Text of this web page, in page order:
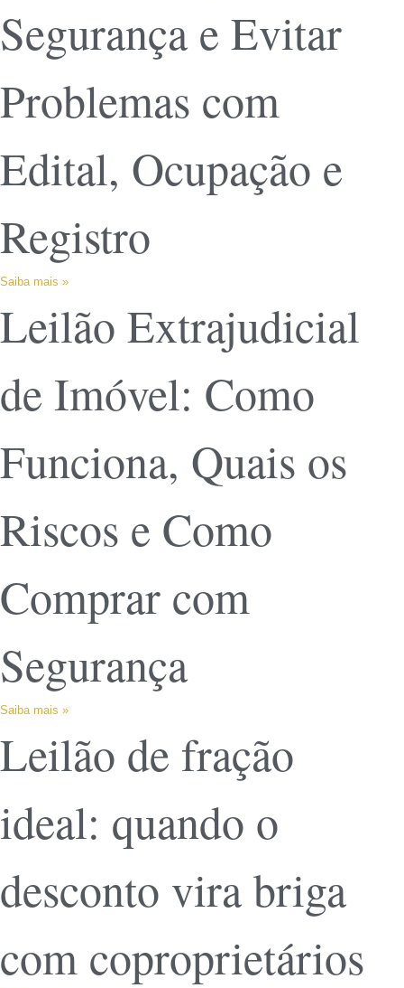
Segurança e Evitar
Problemas com
Edital, Ocupação e
Registro
Saiba mais »
Leilão Extrajudicial
de Imóvel: Como
Funciona, Quais os
Riscos e Como
Comprar com
Segurança
Saiba mais »
Leilão de fração
ideal: quando o
desconto vira briga
com coproprietários